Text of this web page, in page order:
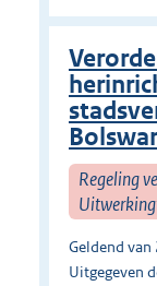
Regeling
Geldend
Uitgegeven